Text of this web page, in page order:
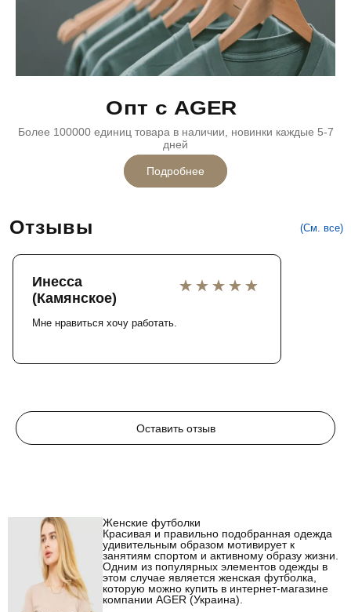
Опт с AGER
Более 100000 единиц товара в наличии, новинки каждые 5-7
дней
Подробнее
Отзывы (См. все)
Инесса
(Камянское)
Мне нравиться хочу работать.
Оставить отзыв
Женские футболки
Красивая и правильно подобранная одежда
удивительным образом мотивирует к
занятиям спортом и активному образу жизни.
Одним из популярных элементов одежды в
этом случае является женская футболка,
которую можно купить в интернет-магазине
компании AGER (Украина).